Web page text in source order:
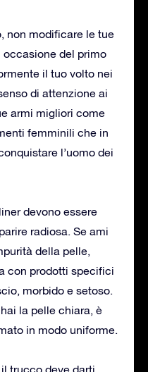
non modificare le tue
occasione del primo
il tuo volto nei
di attenzione ai
armi migliori come
femminili che in
l’uomo dei
devono essere
radiosa. Se ami
della pelle,
con prodotti specifici
morbido e setoso.
la pelle chiara, è
in modo uniforme.
trucco deve darti